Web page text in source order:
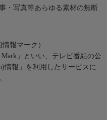
・写真等あらゆる素材の無断
報マーク）
」といい、テレビ番組の公
情報」を利用したサービスに